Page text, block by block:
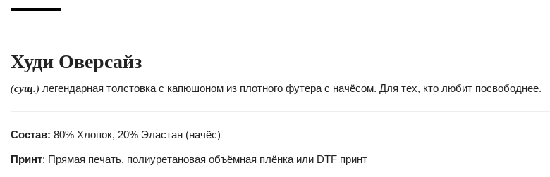
ХудиОверсайз
(сущ.) легендарная толстовка с капюшоном из плотного футера с начёсом. Для тех, кто любит посвободнее.
Состав: 80% Хлопок, 20% Эластан (начёс)
Принт: Прямая печать, полиуретановая объёмная плёнка или DTF принт